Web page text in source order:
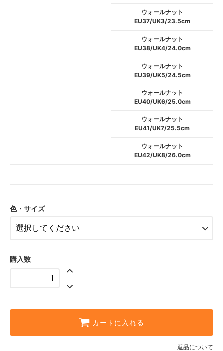
ウォールナット
EU37/UK3/23.5cm
ウォールナット
EU38/UK4/24.0cm
ウォールナット
EU39/UK5/24.5cm
ウォールナット
EU40/UK6/25.0cm
ウォールナット
EU41/UK7/25.5cm
ウォールナット
EU42/UK8/26.0cm
色・サイズ
購入数
カートに入れる
返品について